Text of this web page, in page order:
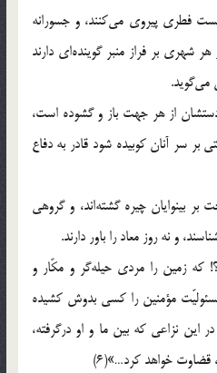
فطری پیروی می‌کنند، و جسورانه
شهری بر فراز منبر گوینده‌ای دارند
می‌گوید.
از هر جهت باز و گشوده است،
بر سر آنان کوبیده شود قادر به دفاع
بینوایان چیره گشته‌اند، و گروهی
و نه روز معاد را باور دارند.
که زمین را مردی حیله‌گر و مکّار و
مؤمنین را کسی بدوش کشیده
این نزاعی که بین ما و او درگرفته،
قضاوت خواهد کرد…»(6)